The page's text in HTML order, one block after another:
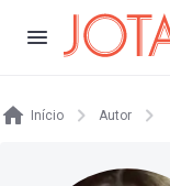
Início Autor